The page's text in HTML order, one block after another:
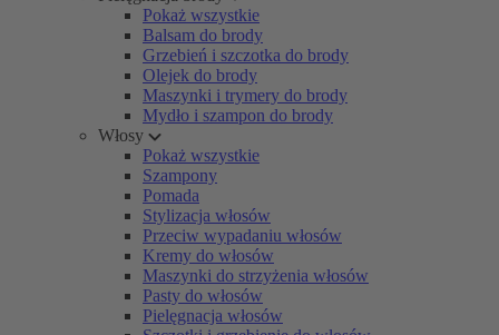
Pokaż wszystkie
Balsam do brody
Grzebień i szczotka do brody
Olejek do brody
Maszynki i trymery do brody
Mydło i szampon do brody
Włosy
Pokaż wszystkie
Szampony
Pomada
Stylizacja włosów
Przeciw wypadaniu włosów
Kremy do włosów
Maszynki do strzyżenia włosów
Pasty do włosów
Pielęgnacja włosów